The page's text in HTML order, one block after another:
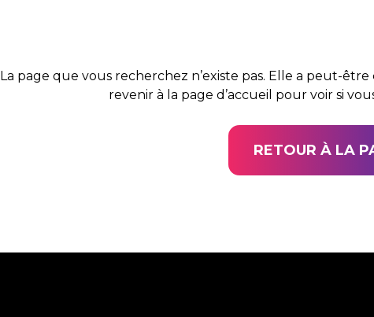
La page que vous recherchez n’existe pas. Elle a peut-
revenir à la page d’accueil pour voir si
RETOUR À LA